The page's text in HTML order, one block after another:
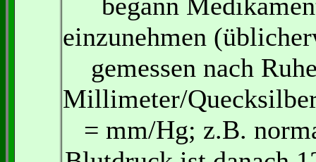
einzunehmen
gemessen nach
Millimeter/
= mm/Hg; z.B.